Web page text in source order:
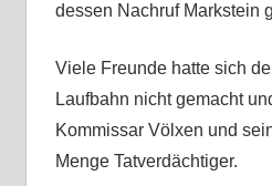
dessen Nachruf Markstein
Viele Freunde hatte sich
Laufbahn nicht gemacht
Kommissar Völxen und
Menge Tatverdächtiger.